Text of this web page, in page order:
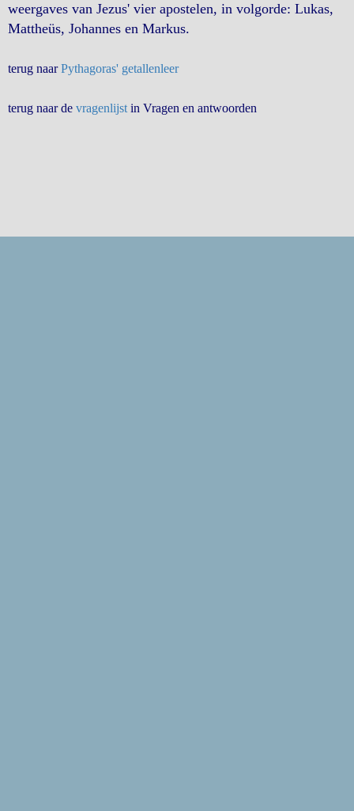
weergaves van Jezus' vier apostelen, in volgorde: Lukas,
Mattheüs, Johannes en Markus.
terug naarPythagoras' getallenleer
terug naar de vragenlijst in Vragen en antwoorden